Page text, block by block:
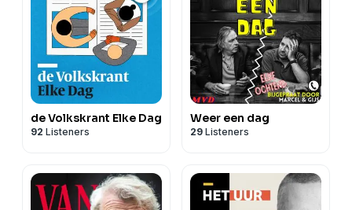
de Volkskrant Elke Dag
92 Listeners
Weer een dag
29 Listeners